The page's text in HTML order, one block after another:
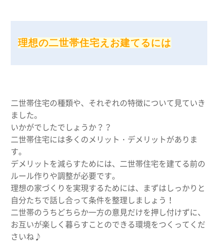
理想の二世帯住宅えお建てるには
二世帯住宅の種類や、それぞれの特徴について見ていき
ました。
いかがでしたでしょうか？？
二世帯住宅には多くのメリット・デメリットがありま
す。
デメリットを減らすためには、二世帯住宅を建てる前の
ルール作りや調整が必要です。
理想の家づくりを実現するためには、まずはしっかりと
自分たちで話し合って条件を整理しましょう！
二世帯のうちどちらか一方の意見だけを押し付けずに、
お互いが楽しく暮らすことのできる環境をつくってくだ
さいね♪